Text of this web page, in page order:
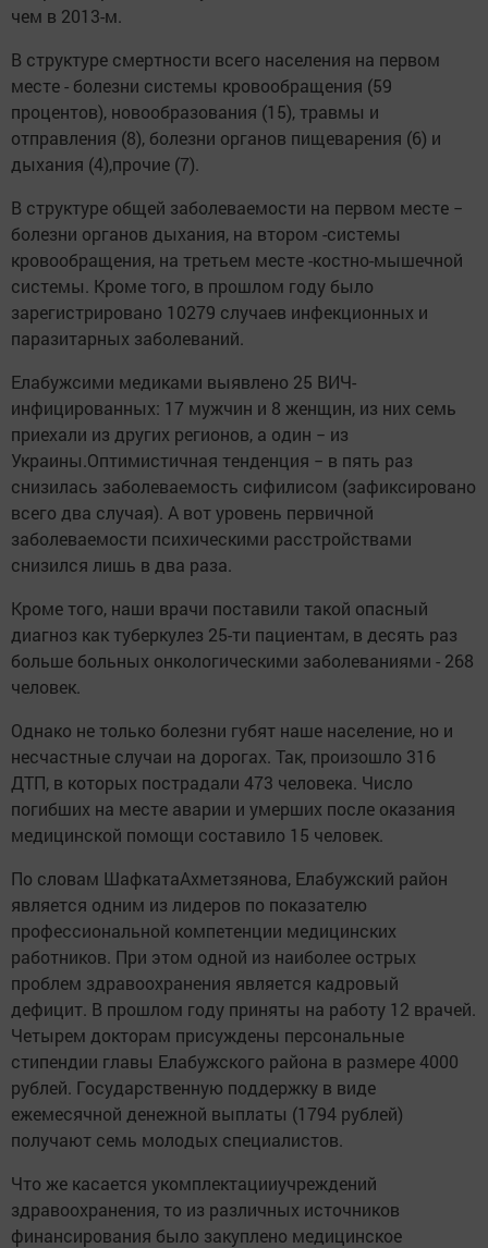
чем в 2013-м.
В структуре смертности всего населения на первом
месте - болезни системы кровообращения (59
процентов), новообразования (15), травмы и
отправления (8), болезни органов пищеварения (6) и
дыхания (4),прочие (7).
В структуре общей заболеваемости на первом месте −
болезни органов дыхания, на втором -системы
кровообращения, на третьем месте -костно-мышечной
системы. Кроме того, в прошлом году было
зарегистрировано 10279 случаев инфекционных и
паразитарных заболеваний.
Елабужсими медиками выявлено 25 ВИЧ-
инфицированных: 17 мужчин и 8 женщин, из них семь
приехали из других регионов, а один − из
Украины.Оптимистичная тенденция − в пять раз
снизилась заболеваемость сифилисом (зафиксировано
всего два случая). А вот уровень первичной
заболеваемости психическими расстройствами
снизился лишь в два раза.
Кроме того, наши врачи поставили такой опасный
диагноз как туберкулез 25-ти пациентам, в десять раз
больше больных онкологическими заболеваниями - 268
человек.
Однако не только болезни губят наше население, но и
несчастные случаи на дорогах. Так, произошло 316
ДТП, в которых пострадали 473 человека. Число
погибших на месте аварии и умерших после оказания
медицинской помощи составило 15 человек.
По словам ШафкатаАхметзянова, Елабужский район
является одним из лидеров по показателю
профессиональной компетенции медицинских
работников. При этом одной из наиболее острых
проблем здравоохранения является кадровый
дефицит. В прошлом году приняты на работу 12 врачей.
Четырем докторам присуждены персональные
стипендии главы Елабужского района в размере 4000
рублей. Государственную поддержку в виде
ежемесячной денежной выплаты (1794 рублей)
получают семь молодых специалистов.
Что же касается укомплектацииучреждений
здравоохранения, то из различных источников
финансирования было закуплено медицинское